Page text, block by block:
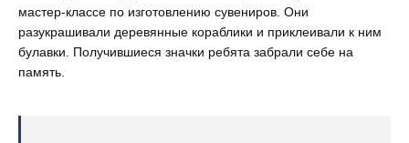
мастер-классе по изготовлению сувениров. Они
разукрашивали деревянные кораблики и приклеивали к ним
булавки. Получившиеся значки ребята забрали себе на
память.